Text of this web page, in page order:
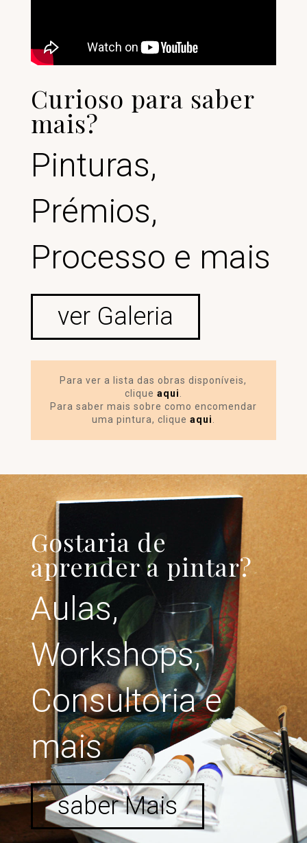
Curioso para saber
mais?
Pinturas,
Prémios,
Processo e mais
ver Galeria
Para ver a lista das obras disponíveis,
clique aqui
Para saber mais sobre como encomendar
uma pintura, clique aqui
Gostaria de
aprender a pintar?
Aulas,
Workshops,
Consultoria e
mais
saber Mais